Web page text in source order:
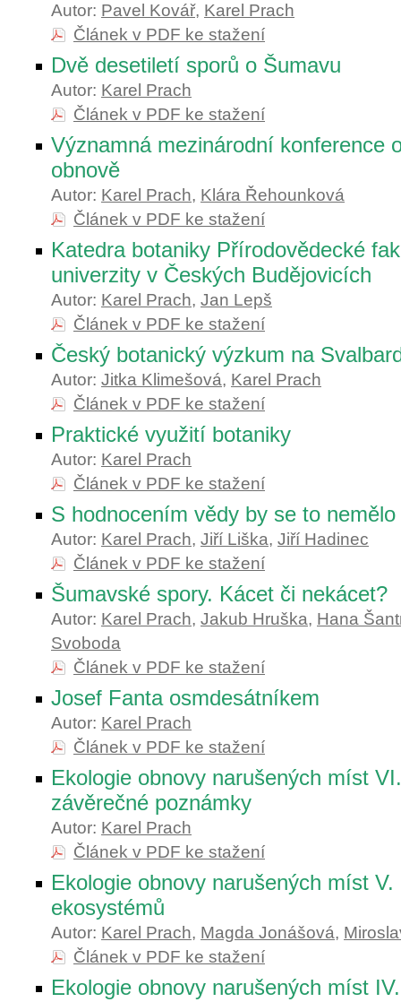
Autor: Pavel Kovář, Karel Prach
Článek v PDF ke stažení
Dvě desetiletí sporů o Šumavu
Autor: Karel Prach
Článek v PDF ke stažení
Významná mezinárodní konference
obnově
Autor: Karel Prach, Klára Řehounková
Článek v PDF ke stažení
Katedra botaniky Přírodovědecké
univerzity v Českých Budějovicích
Autor: Karel Prach, Jan Lepš
Článek v PDF ke stažení
Český botanický výzkum na
Autor: Jitka Klimešová, Karel Prach
Článek v PDF ke stažení
Praktické využití botaniky
Autor: Karel Prach
Článek v PDF ke stažení
S hodnocením vědy by se to
Autor: Karel Prach, Jiří Liška, Jiří Hadinec
Článek v PDF ke stažení
Šumavské spory. Kácet či nekácet?
Autor: Karel Prach, Jakub Hruška, Hana
Svoboda
Článek v PDF ke stažení
Josef Fanta osmdesátníkem
Autor: Karel Prach
Článek v PDF ke stažení
Ekologie obnovy narušených míst
závěrečné poznámky
Autor: Karel Prach
Článek v PDF ke stažení
Ekologie obnovy narušených míst
ekosystémů
Autor: Karel Prach, Magda Jonášová,
Článek v PDF ke stažení
Ekologie obnovy narušených míst